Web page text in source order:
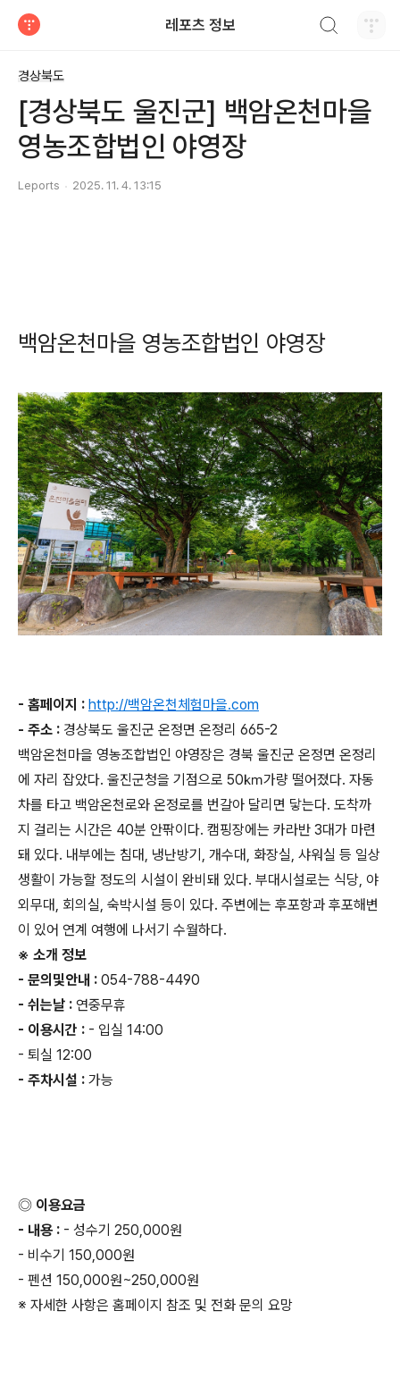
레포츠 정보
경상북도
[경상북도 울진군] 백암온천마을
영농조합법인 야영장
Leports 2025. 11. 4. 13:15
백암온천마을 영농조합법인 야영장
- 홈페이지 : http://백암온천체험마을.com
- 주소 : 경상북도 울진군 온정면 온정리 665-2
백암온천마을 영농조합법인 야영장은 경북 울진군 온정면 온정리
에 자리 잡았다. 울진군청을 기점으로 50㎞가량 떨어졌다. 자동
차를 타고 백암온천로와 온정로를 번갈아 달리면 닿는다. 도착까
지 걸리는 시간은 40분 안팎이다. 캠핑장에는 카라반 3대가 마련
돼 있다. 내부에는 침대, 냉난방기, 개수대, 화장실, 샤워실 등 일상
생활이 가능할 정도의 시설이 완비돼 있다. 부대시설로는 식당, 야
외무대, 회의실, 숙박시설 등이 있다. 주변에는 후포항과 후포해변
이 있어 연계 여행에 나서기 수월하다.
※ 소개 정보
- 문의및안내 : 054-788-4490
- 쉬는날 : 연중무휴
- 이용시간 : - 입실 14:00
- 퇴실 12:00
- 주차시설 : 가능
◎ 이용요금
- 내용 : - 성수기 250,000원
- 비수기 150,000원
- 펜션 150,000원~250,000원
※ 자세한 사항은 홈페이지 참조 및 전화 문의 요망